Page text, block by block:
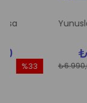
Yunuslar
₺6.990,00